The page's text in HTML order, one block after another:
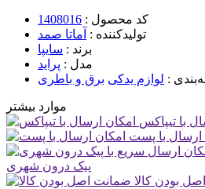
کد محصول : 1408016
تولیدکننده : آماتا صمد
برند : سایپا
مدل : پراید
: لوازم یدکی برق و باطری
موارد بیشتر
با تیپاکس
ارسال با پست
پیک درون شهری
بودن کالا